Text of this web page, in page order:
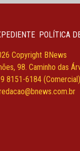
POLÍTICA
Copyright BNews
98. Caminho das
8151-6184